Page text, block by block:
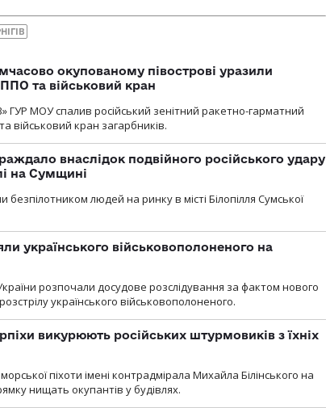
окупованому півострові уразили
та військовий кран
ГУР МОУ спалив російський зенітний ракетно-гарматний
військовий кран загарбників.
внаслідок подвійного російського удару
на Сумщині
безпілотником людей на ринку в місті Білопілля Сумської
українського військовополоненого на
розпочали досудове розслідування за фактом нового
українського військовополоненого.
викурюють російських штурмовиків з їхніх
піхоти імені контрадмірала Михайла Білінського на
нищать окупантів у будівлях.